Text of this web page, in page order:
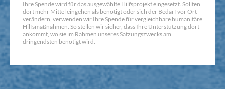
Ihre Spende wird für das ausgewählte Hilfsprojekt eingesetzt. Sollten
dort mehr Mittel eingehen als benötigt oder sich der Bedarf vor Ort
verändern, verwenden wir Ihre Spende für vergleichbare humanitäre
Hilfsmaßnahmen. So stellen wir sicher, dass Ihre Unterstützung dort
ankommt, wo sie im Rahmen unseres Satzungszwecks am
dringendsten benötigt wird.